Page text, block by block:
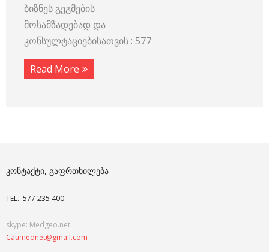
ბიზნეს გეგმების
მოსამზადებად და
კონსულტაციებისათვის : 577
Read More
ᲙᲝᲜᲢᲐᲥᲢᲘ, ᲒᲐᲤᲠᲗᲮᲘᲚᲔᲑᲐ
TEL.: 577 235 400
skype: Medgeo.net
Caumednet@gmail.com